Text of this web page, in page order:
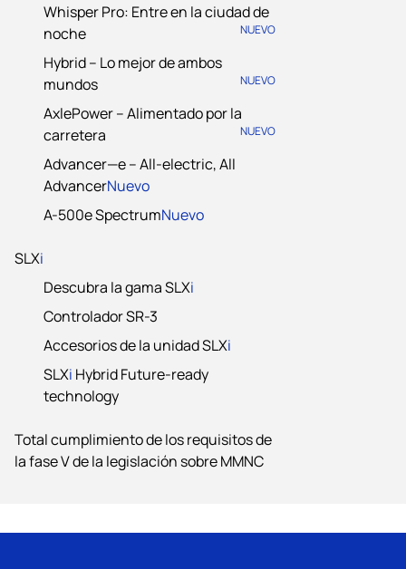
Whisper Pro: Entre en la ciudad de
noche
NUEVO
Hybrid – Lo mejor de ambos
mundos
NUEVO
AxlePower – Alimentado por la
carretera
NUEVO
Advancer—e – All-electric, All
AdvancerNuevo
A-500e SpectrumNuevo
SLXi
Descubra la gama SLXi
Controlador SR-3
Accesorios de la unidad SLXi
SLXi Hybrid Future-ready
technology
Total cumplimiento de los requisitos de
la fase V de la legislación sobre MMNC